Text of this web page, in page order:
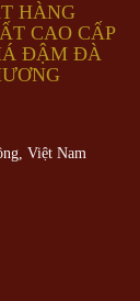
HÀNG
CAO CẤP
ĐẬM ĐÀ
Việt Nam